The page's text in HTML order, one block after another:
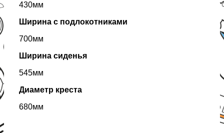
430мм
Ширина с подлокотниками
700мм
Ширина сиденья
545мм
Диаметр креста
680мм